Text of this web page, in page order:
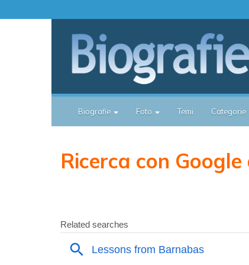
Biografie Foto Temi Categorie
Ricerca con